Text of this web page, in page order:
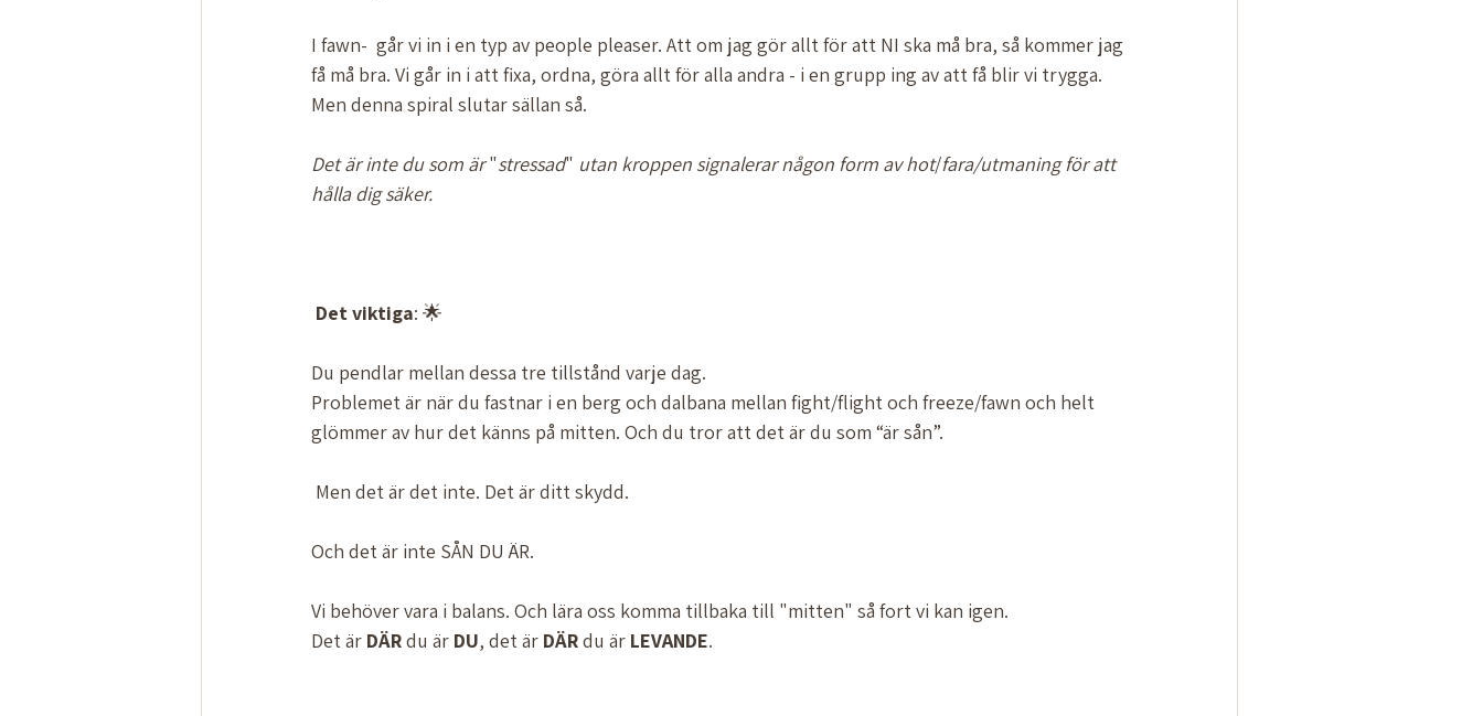
I fawn-  går vi in i en typ av people pleaser. Att om jag gör allt för att NI ska må bra, så kommer jag
få må bra. Vi går in i att fixa, ordna, göra allt för alla andra - i en grupp ing av att få blir vi trygga.
Men denna spiral slutar sällan så.
Det är inte du som är "stressad" utan kroppen signalerar någon form av hot/fara/utmaning för att
hålla dig säker.
Detviktiga: 🌟
Du pendlar mellan dessa tre tillstånd varje dag.
Problemet är när du fastnar i en berg och dalbana mellan fight/flight och freeze/fawn och helt
glömmer av hur det känns på mitten. Och du tror att det är du som “är sån”.
Men det är det inte. Det är ditt skydd.
Och det är inte SÅN DU ÄR.
Vi behöver vara i balans. Och lära oss komma tillbaka till "mitten" så fort vi kan igen.
Det är DÄR du är DU, det är DÄR du är LEVANDE.